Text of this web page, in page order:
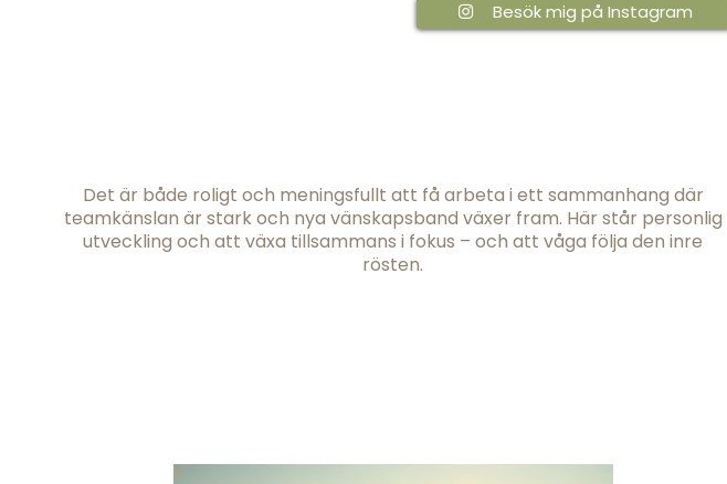
Besök mig på Instagram
Det är både roligt och meningsfullt att få arbeta i ett sammanhang där
teamkänslan är stark och nya vänskapsband växer fram. Här står personlig
utveckling och att växa tillsammans i fokus – och att våga följa den inre
rösten.